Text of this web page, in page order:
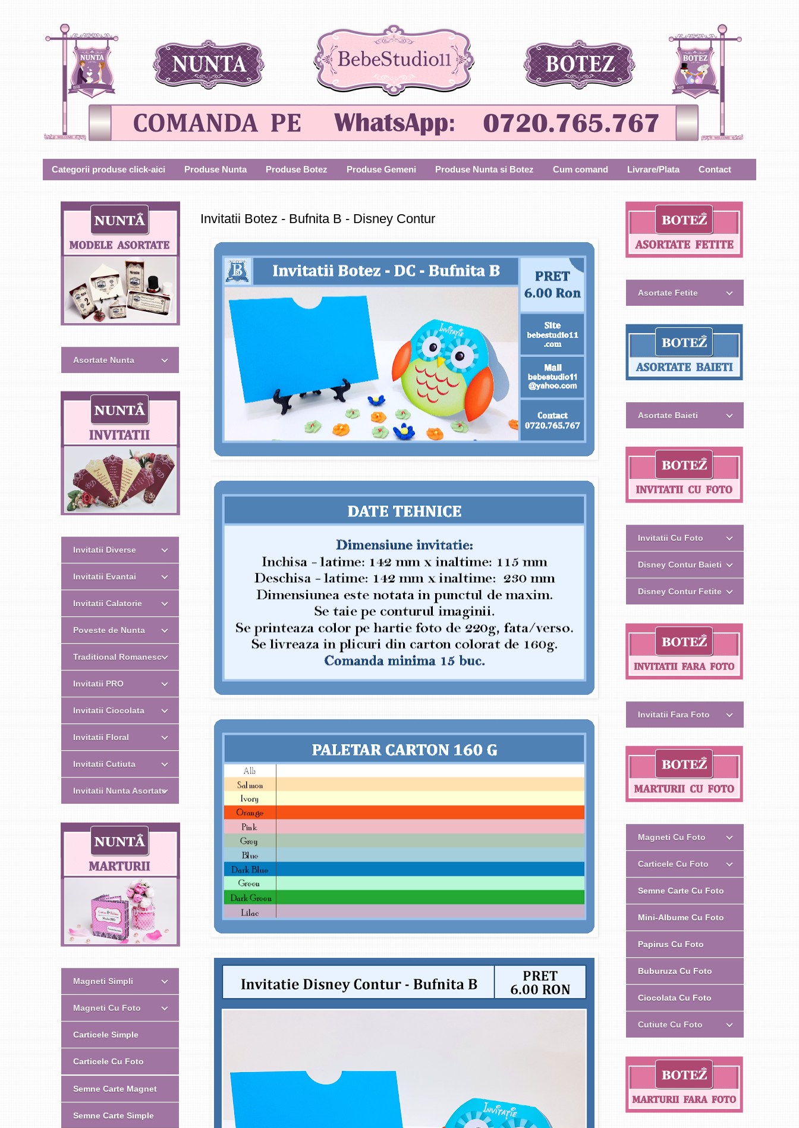
Categorii produse click-aici Produse Nunta Produse Botez Produse Gemeni Produse Nunta si Botez Cum comand Livrare/Plata Contact
Invitatii Botez - Bufnita B - Disney Contur
Asortate Nunta
Invitatii Diverse
Invitatii Evantai
Invitatii Calatorie
Poveste de Nunta
Traditional Romanesc
Invitatii PRO
Invitatii Ciocolata
Invitatii Floral
Invitatii Cutiuta
Invitatii Nunta Asortate
Magneti Simpli
Magneti Cu Foto
Carticele Simple
Carticele Cu Foto
Semne Carte Magnet
Semne Carte Simple
Asortate Fetite
Asortate Baieti
Invitatii Cu Foto
Disney Contur Baieti
Disney Contur Fetite
Invitatii Fara Foto
Magneti Cu Foto
Carticele Cu Foto
Semne Carte Cu Foto
Mini-Albume Cu Foto
Papirus Cu Foto
Buburuza Cu Foto
Ciocolata Cu Foto
Cutiute Cu Foto